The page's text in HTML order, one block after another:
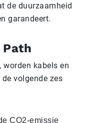
de duurzaamheid
garandeert.
Path
worden kabels en
volgende zes
CO2-emissie